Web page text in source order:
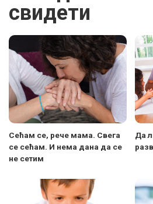
свидети
Сећам се, рече мама. Свега
се сећам. И нема дана да се
не сетим
Да